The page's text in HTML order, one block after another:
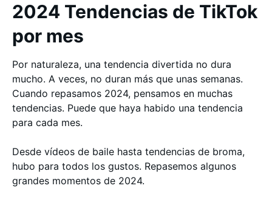
2024 Tendencias de TikTok
por mes
Por naturaleza, una tendencia divertida no dura
mucho. A veces, no duran más que unas semanas.
Cuando repasamos 2024, pensamos en muchas
tendencias. Puede que haya habido una tendencia
para cada mes.
Desde vídeos de baile hasta tendencias de broma,
hubo para todos los gustos. Repasemos algunos
grandes momentos de 2024.